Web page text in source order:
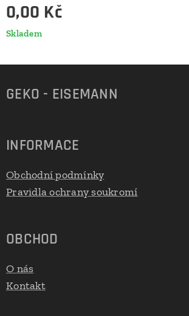
0,00 Kč
Skladem
GEKO - EISEMANN
INFORMACE
Obchodní podmínky
Pravidla ochrany soukromí
OBCHOD
O nás
Kontakt